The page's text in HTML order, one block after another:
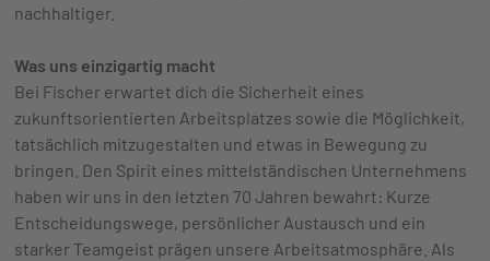
nachhaltiger.
Was uns einzigartig macht
Bei Fischer erwartet dich die Sicherheit eines
zukunftsorientierten Arbeitsplatzes sowie die Möglichkeit,
tatsächlich mitzugestalten und etwas in Bewegung zu
bringen. Den Spirit eines mittelständischen Unternehmens
haben wir uns in den letzten 70 Jahren bewahrt: Kurze
Entscheidungswege, persönlicher Austausch und ein
starker Teamgeist prägen unsere Arbeitsatmosphäre. Als